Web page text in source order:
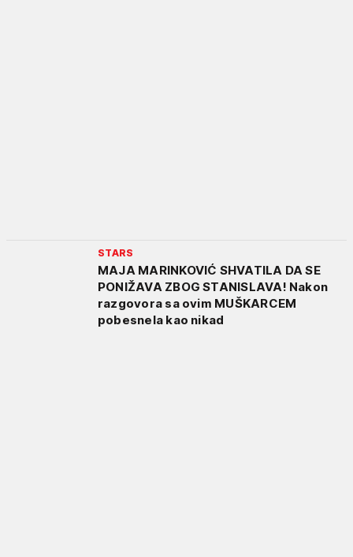
STARS
MAJA MARINKOVIĆ SHVATILA DA SE
PONIŽAVA ZBOG STANISLAVA! Nakon
razgovora sa ovim MUŠKARCEM
pobesnela kao nikad